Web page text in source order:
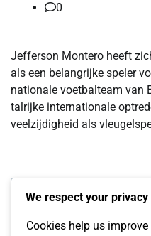
0
Jefferson Montero heeft
als een belangrijke speler
nationale voetbalteam van
talrijke internationale
veelzijdigheid als
Posts
We respect your privacy
Cookies help us